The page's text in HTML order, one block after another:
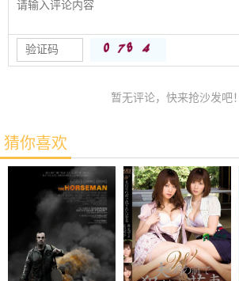
暂无评论，快来抢沙发吧！
猜你喜欢